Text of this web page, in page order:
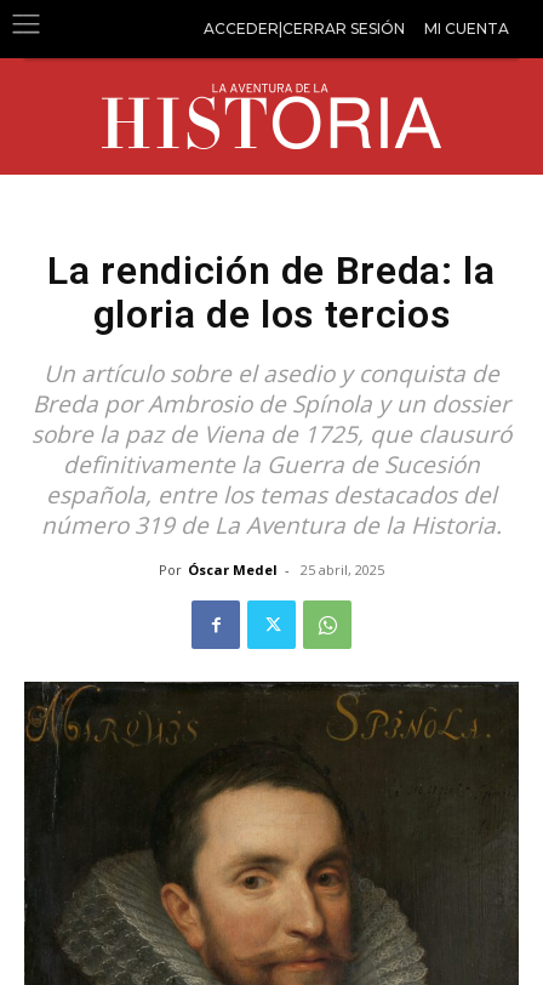
ACCEDER|CERRAR SESIÓN MI CUENTA
La rendición de Breda: la
gloria de los tercios
Un artículo sobre el asedio y conquista de
Breda por Ambrosio de Spínola y un dossier
sobre la paz de Viena de 1725, que clausuró
definitivamente la Guerra de Sucesión
española, entre los temas destacados del
número 319 de La Aventura de la Historia.
Por Óscar Medel - 25 abril, 2025